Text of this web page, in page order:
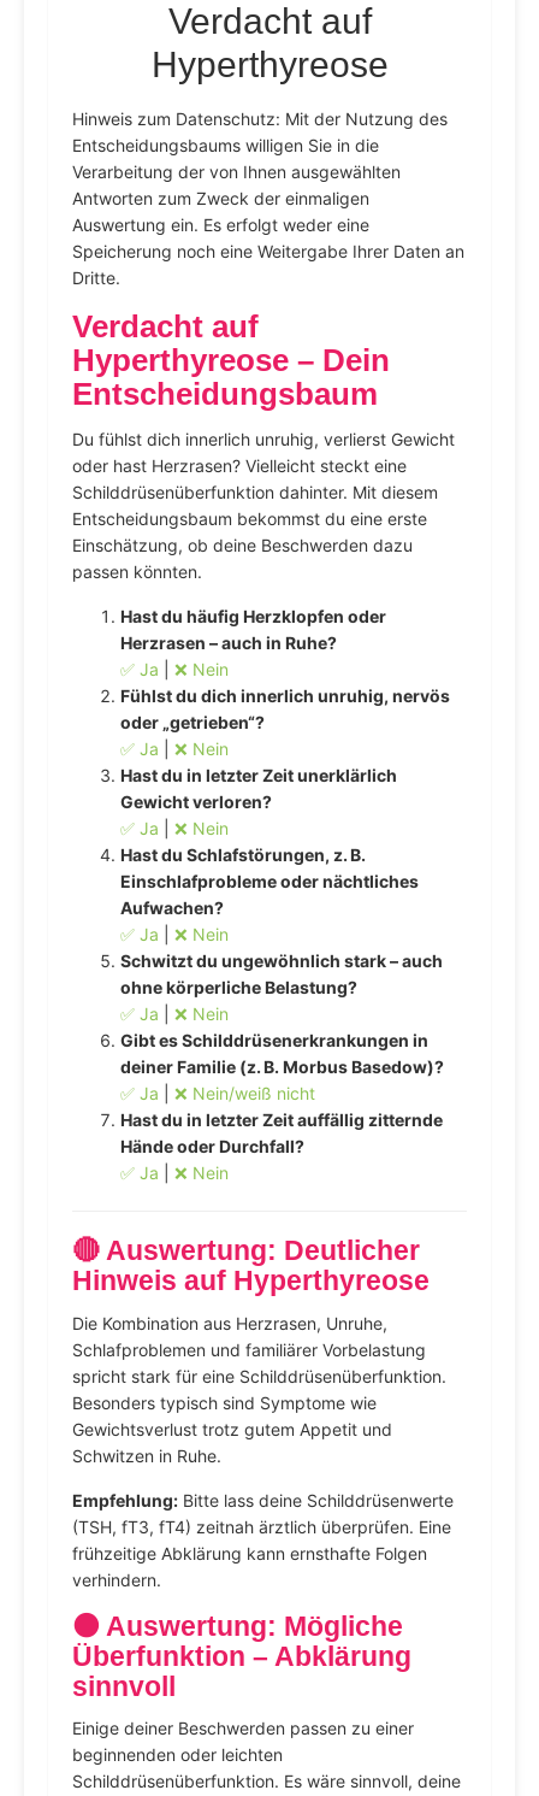
Verdacht auf
Hyperthyreose
Hinweis zum Datenschutz: Mit der Nutzung des
Entscheidungsbaums willigen Sie in die
Verarbeitung der von Ihnen ausgewählten
Antworten zum Zweck der einmaligen
Auswertung ein. Es erfolgt weder eine
Speicherung noch eine Weitergabe Ihrer Daten an
Dritte.
Verdacht auf
Hyperthyreose – Dein
Entscheidungsbaum
Du fühlst dich innerlich unruhig, verlierst Gewicht
oder hast Herzrasen? Vielleicht steckt eine
Schilddrüsenüberfunktion dahinter. Mit diesem
Entscheidungsbaum bekommst du eine erste
Einschätzung, ob deine Beschwerden dazu
passen könnten.
Hast du häufig Herzklopfen oder
Herzrasen – auch in Ruhe?
✅ Ja
❌ Nein
Fühlst du dich innerlich unruhig, nervös
oder „getrieben“?
✅ Ja
❌ Nein
Hast du in letzter Zeit unerklärlich
Gewicht verloren?
✅ Ja
❌ Nein
Hast du Schlafstörungen, z. B.
Einschlafprobleme oder nächtliches
Aufwachen?
✅ Ja
❌ Nein
Schwitzt du ungewöhnlich stark – auch
ohne körperliche Belastung?
✅ Ja
❌ Nein
Gibt es Schilddrüsenerkrankungen in
deiner Familie (z. B. Morbus Basedow)?
✅ Ja
❌ Nein/weiß nicht
Hast du in letzter Zeit auffällig zitternde
Hände oder Durchfall?
✅ Ja
❌ Nein
🔴 Auswertung: Deutlicher
Hinweis auf Hyperthyreose
Die Kombination aus Herzrasen, Unruhe,
Schlafproblemen und familiärer Vorbelastung
spricht stark für eine Schilddrüsenüberfunktion.
Besonders typisch sind Symptome wie
Gewichtsverlust trotz gutem Appetit und
Schwitzen in Ruhe.
Empfehlung: Bitte lass deine Schilddrüsenwerte
(TSH, fT3, fT4) zeitnah ärztlich überprüfen. Eine
frühzeitige Abklärung kann ernsthafte Folgen
verhindern.
🟠 Auswertung: Mögliche
Überfunktion – Abklärung
sinnvoll
Einige deiner Beschwerden passen zu einer
beginnenden oder leichten
Schilddrüsenüberfunktion. Es wäre sinnvoll, deine